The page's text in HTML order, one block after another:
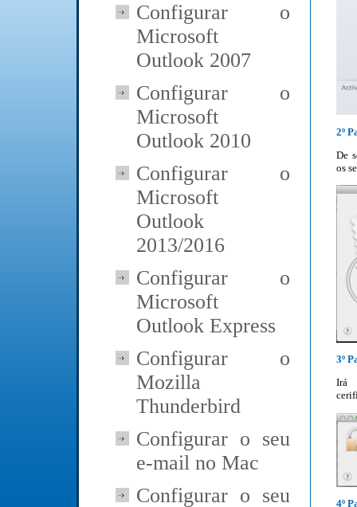
Configurar o
Microsoft
Outlook 2007
Configurar o
Microsoft
Outlook 2010
Configurar o
Microsoft
Outlook
2013/2016
Configurar o
Microsoft
Outlook Express
Configurar o
Mozilla
Thunderbird
Configurar o seu
e-mail no Mac
Configurar o seu
2º
De
os
3º
Irá
4º